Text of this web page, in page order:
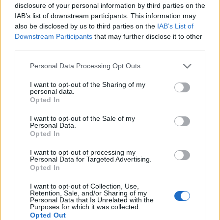
disclosure of your personal information by third parties on the
IAB’s list of downstream participants. This information may
also be disclosed by us to third parties on the IAB’s List of
Downstream Participants that may further disclose it to other
Personal Data Processing Opt Outs
I want to opt-out of the Sharing of my
personal data.
Opted In
I want to opt-out of the Sale of my
Personal Data.
Opted In
I want to opt-out of processing my
Personal Data for Targeted Advertising.
Opted In
I want to opt-out of Collection, Use,
Retention, Sale, and/or Sharing of my
Personal Data that Is Unrelated with the
Purposes for which it was collected.
Opted Out
Ξεκινούν τα δοκιμαστικά δρομολόγια της
επέκτασης του Μετρό προς την Καλαμαριά